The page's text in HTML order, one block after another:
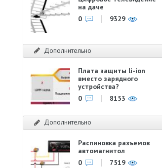
на даче
0
9329
Дополнительно
Плата защиты li-ion
вместо зарядного
устройства?
0
8153
Дополнительно
Распиновка разъемов
автомагнитол
0
7519